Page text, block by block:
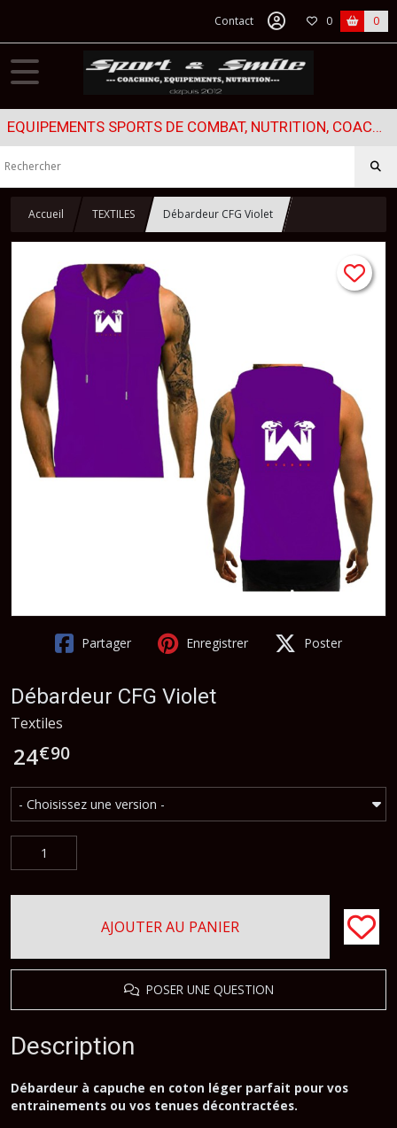
Contact 0 0
EQUIPEMENTS SPORTS DE COMBAT, NUTRITION, COACHING...
Accueil TEXTILES Débardeur CFG Violet
Partager Enregistrer Poster
Débardeur CFG Violet
Textiles
24€90
AJOUTER AU PANIER
POSER UNE QUESTION
Description
Débardeur à capuche en coton léger parfait pour vos
entrainements ou vos tenues décontractées.